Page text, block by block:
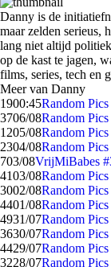
Danny is de
maar zelden serieus,
lang niet altijd
op de kast te jagen,
films, series, tech en
Meer van Danny
1900:45Random
3706/08Random
1205/08Random
2304/08Random
703/08VrijMiBabes
4103/08Random
3002/08Random
4401/08Random
4931/07Random
3630/07Random
4429/07Random
3228/07Random